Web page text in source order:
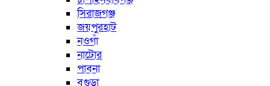
সিরাজগঞ্জ
জয়পুরহাট
নওগাঁ
নাটোর
পাবনা
বগুড়া